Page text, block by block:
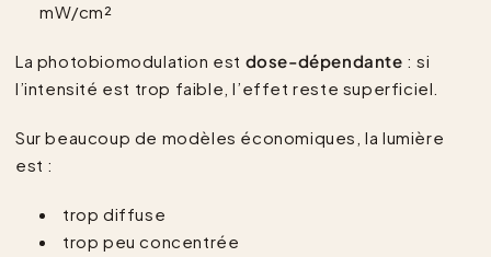
mW/cm²
La photobiomodulation est dose-dépendante : si
l’intensité est trop faible, l’effet reste superficiel.
Sur beaucoup de modèles économiques, la lumière
est :
trop diffuse
trop peu concentrée